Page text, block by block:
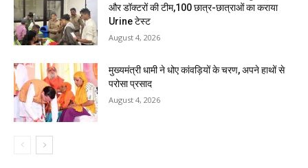
और डॉक्टरों की टीम,100 छात्र-छात्राओं का कराया
Urine टेस्ट
August 4, 2026
मुख्यमंत्री धामी ने धोए कांवड़ियों के चरण, अपने हाथों से
परोसा प्रसाद
August 4, 2026